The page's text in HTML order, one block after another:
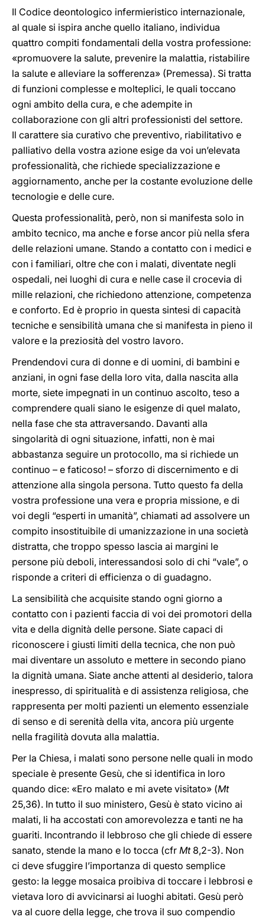
Il Codice deontologico infermieristico internazionale,
al quale si ispira anche quello italiano, individua
quattro compiti fondamentali della vostra professione:
«promuovere la salute, prevenire la malattia, ristabilire
la salute e alleviare la sofferenza» (Premessa). Si tratta
di funzioni complesse e molteplici, le quali toccano
ogni ambito della cura, e che adempite in
collaborazione con gli altri professionisti del settore.
Il carattere sia curativo che preventivo, riabilitativo e
palliativo della vostra azione esige da voi un’elevata
professionalità, che richiede specializzazione e
aggiornamento, anche per la costante evoluzione delle
tecnologie e delle cure.
Questa professionalità, però, non si manifesta solo in
ambito tecnico, ma anche e forse ancor più nella sfera
delle relazioni umane. Stando a contatto con i medici e
con i familiari, oltre che con i malati, diventate negli
ospedali, nei luoghi di cura e nelle case il crocevia di
mille relazioni, che richiedono attenzione, competenza
e conforto. Ed è proprio in questa sintesi di capacità
tecniche e sensibilità umana che si manifesta in pieno il
valore e la preziosità del vostro lavoro.
Prendendovi cura di donne e di uomini, di bambini e
anziani, in ogni fase della loro vita, dalla nascita alla
morte, siete impegnati in un continuo ascolto, teso a
comprendere quali siano le esigenze di quel malato,
nella fase che sta attraversando. Davanti alla
singolarità di ogni situazione, infatti, non è mai
abbastanza seguire un protocollo, ma si richiede un
continuo – e faticoso! – sforzo di discernimento e di
attenzione alla singola persona. Tutto questo fa della
vostra professione una vera e propria missione, e di
voi degli “esperti in umanità”, chiamati ad assolvere un
compito insostituibile di umanizzazione in una società
distratta, che troppo spesso lascia ai margini le
persone più deboli, interessandosi solo di chi “vale”, o
risponde a criteri di efficienza o di guadagno.
La sensibilità che acquisite stando ogni giorno a
contatto con i pazienti faccia di voi dei promotori della
vita e della dignità delle persone. Siate capaci di
riconoscere i giusti limiti della tecnica, che non può
mai diventare un assoluto e mettere in secondo piano
la dignità umana. Siate anche attenti al desiderio, talora
inespresso, di spiritualità e di assistenza religiosa, che
rappresenta per molti pazienti un elemento essenziale
di senso e di serenità della vita, ancora più urgente
nella fragilità dovuta alla malattia.
Per la Chiesa, i malati sono persone nelle quali in modo
speciale è presente Gesù, che si identifica in loro
quando dice: «Ero malato e mi avete visitato» (Mt
25,36). In tutto il suo ministero, Gesù è stato vicino ai
malati, li ha accostati con amorevolezza e tanti ne ha
guariti. Incontrando il lebbroso che gli chiede di essere
sanato, stende la mano e lo tocca (cfr Mt8,2-3). Non
ci deve sfuggire l’importanza di questo semplice
gesto: la legge mosaica proibiva di toccare i lebbrosi e
vietava loro di avvicinarsi ai luoghi abitati. Gesù però
va al cuore della legge, che trova il suo compendio